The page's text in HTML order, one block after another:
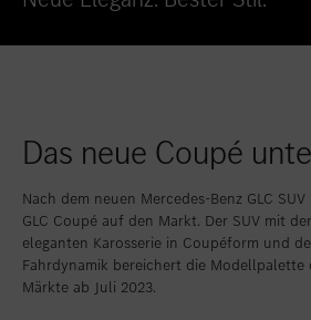
Das neue Coupé
Nach dem neuen Mercedes-Benz GLC
GLC Coupé auf den Markt. Der SUV mit
eleganten Karosserie in Coupéform und
Fahrdynamik bereichert die Modellpalette
Märkte ab Juli 2023.